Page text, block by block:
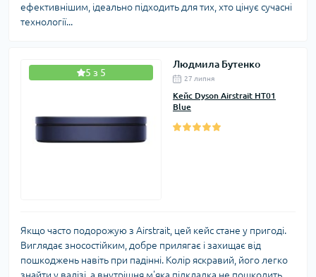
ефективнішим, ідеально підходить для тих, хто цінує сучасні
технології...
5 з 5
Людмила Бутенко
27 липня
Кейс Dyson Airstrait HT01
Blue
Якщо часто подорожую з Airstrait, цей кейс стане у пригоді.
Виглядає зносостійким, добре прилягає і захищає від
пошкоджень навіть при падінні. Колір яскравий, його легко
знайти у валізі, а внутрішня м'яка підкладка не пошкодить